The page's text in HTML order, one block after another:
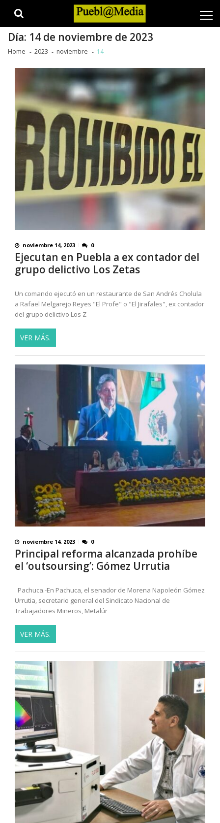
Día: 14 de noviembre de 2023
Home 2023 noviembre 14
noviembre 14, 2023 0
Ejecutan en Puebla a ex contador del
grupo delictivo Los Zetas
Un comando ejecutó en un restaurante de San Andrés Cholula
a Rafael Melgarejo Reyes "El Profe" o "El Jirafales", ex contador
del grupo delictivo Los Z
VER MÁS.
noviembre 14, 2023 0
Principal reforma alcanzada prohíbe
el ‘outsoursing’: Gómez Urrutia
Pachuca.-En Pachuca, el senador de Morena Napoleón Gómez
Urrutia, secretario general del Sindicato Nacional de
Trabajadores Mineros, Metalúr
VER MÁS.